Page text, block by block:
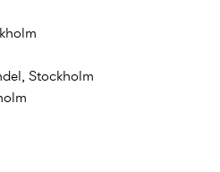
Stockholm